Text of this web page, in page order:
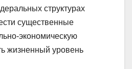
структурах
существенные
экономическую
жизненный уровень